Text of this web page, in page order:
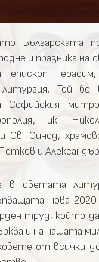
Българската
и празника
епископ
Той бе
Софийския
ик.
Св. Синод,
и
светата
нова
труд, който
и на нашата
от всички